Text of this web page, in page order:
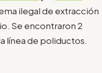
ilegal de extracción
Se encontraron 2
línea de poliductos.